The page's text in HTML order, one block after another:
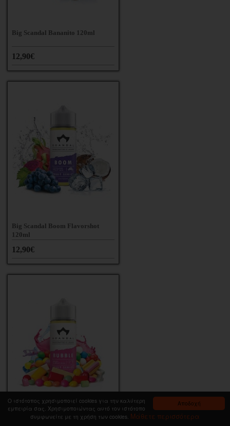
Αποδοχή
Ο ιστότοπος χρησιμοποιεί cookies για την καλύτερη
εμπειρία σας. Χρησιμοποιώντας αυτό τον ιστότοπο
συμφωνείτε με τη χρήση των cookies. Μάθετε περισσότερα
Big Scandal Bananito 120ml
12,90€
Big Scandal Boom Flavorshot
120ml
12,90€
Big Scandal Bubble 120ml